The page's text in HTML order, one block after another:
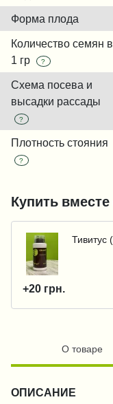
Форма плода
Количество семян в
1 гр
?
Схема посева и
высадки рассады
?
Плотность стояния
?
Купить
Тивитус
+20 грн.
О товаре
ОПИСАНИЕ